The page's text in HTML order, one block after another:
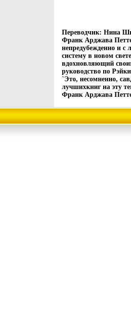
Переводчик: Нина
Франк Арджава
непредубежденно и с
систему в новом
вдохновляющий
руководство по
`Это, несомненно,
лучшихкниг на эту
Франк Арджава